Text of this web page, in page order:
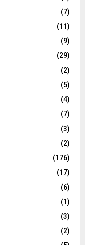
(7)
(11)
(9)
(29)
(2)
(5)
(4)
(7)
(3)
(2)
(176)
(17)
(6)
(1)
(3)
(2)